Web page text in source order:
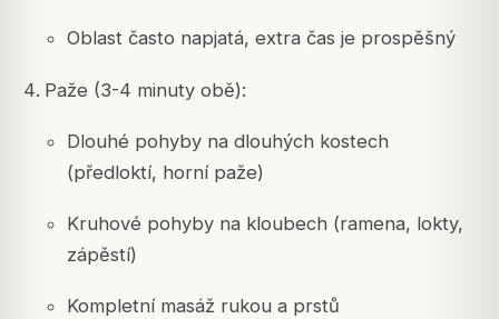
Oblast často napjatá, extra čas je prospěšný
Paže (3-4 minuty obě):
Dlouhé pohyby na dlouhých kostech
(předloktí, horní paže)
Kruhové pohyby na kloubech (ramena, lokty,
zápěstí)
Kompletní masáž rukou a prstů